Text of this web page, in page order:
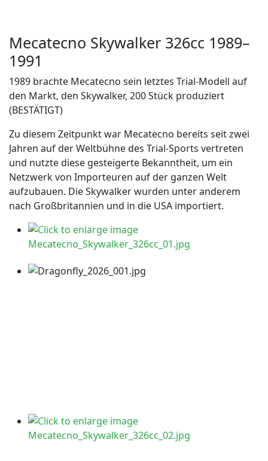
Mecatecno Skywalker 326cc 1989–
1991
1989 brachte Mecatecno sein letztes Trial-Modell auf
den Markt, den Skywalker, 200 Stück produziert
(BESTÄTIGT)
Zu diesem Zeitpunkt war Mecatecno bereits seit zwei
Jahren auf der Weltbühne des Trial-Sports vertreten
und nutzte diese gesteigerte Bekanntheit, um ein
Netzwerk von Importeuren auf der ganzen Welt
aufzubauen. Die Skywalker wurden unter anderem
nach Großbritannien und in die USA importiert.